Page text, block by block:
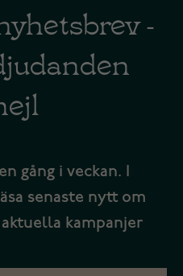
-
gång i veckan. I
senaste nytt om
kampanjer